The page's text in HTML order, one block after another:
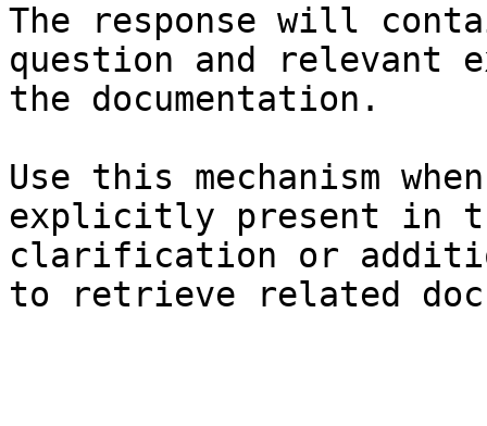
The response will
question and relevant
the documentation.
Use this mechanism
explicitly present in
clarification or